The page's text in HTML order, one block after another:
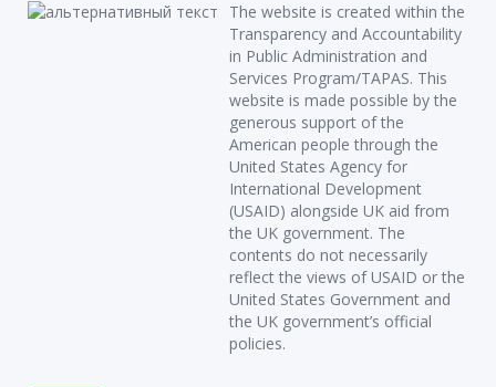
The website is created within the
Transparency and Accountability
in Public Administration and
Services Program/TAPAS. This
website is made possible by the
generous support of the
American people through the
United States Agency for
International Development
(USAID) alongside UK aid from
the UK government. The
contents do not necessarily
reflect the views of USAID or the
United States Government and
the UK government’s official
policies.